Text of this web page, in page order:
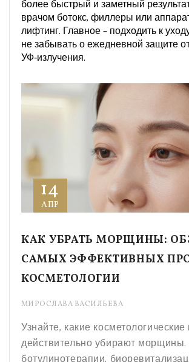
более быстрый и заметный
врачом ботокс, филлеры или
лифтинг. Главное – подходить к
не забывать о ежедневной защите
УФ‑излучения.
14
АПР
КАК УБРАТЬ МОРЩИНЫ:
САМЫХ ЭФФЕКТИВНЫХ
КОСМЕТОЛОГИИ
МИРОСЛАВА ВАСИЛЬЕВА
Узнайте, какие
действительно убирают